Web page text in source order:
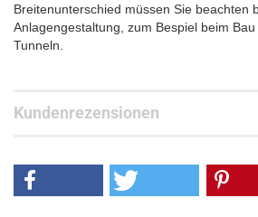
Breitenunterschied müssen Sie beachten
Anlagengestaltung, zum Bespiel beim
Tunneln.
Kundenrezensionen